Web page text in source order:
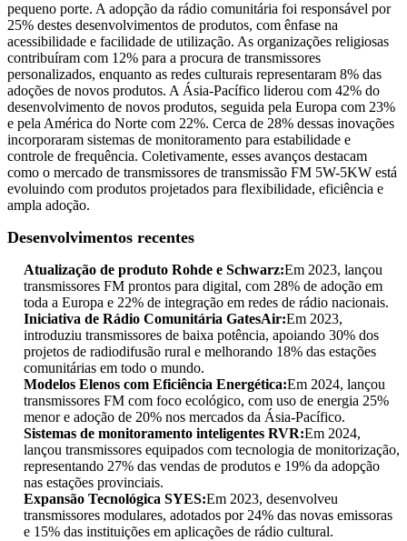
pequeno porte. A adopção da rádio comunitária foi responsável por
25% destes desenvolvimentos de produtos, com ênfase na
acessibilidade e facilidade de utilização. As organizações religiosas
contribuíram com 12% para a procura de transmissores
personalizados, enquanto as redes culturais representaram 8% das
adoções de novos produtos. A Ásia-Pacífico liderou com 42% do
desenvolvimento de novos produtos, seguida pela Europa com 23%
e pela América do Norte com 22%. Cerca de 28% dessas inovações
incorporaram sistemas de monitoramento para estabilidade e
controle de frequência. Coletivamente, esses avanços destacam
como o mercado de transmissores de transmissão FM 5W-5KW está
evoluindo com produtos projetados para flexibilidade, eficiência e
ampla adoção.
Desenvolvimentos recentes
Atualização de produto Rohde e Schwarz:Em 2023, lançou
transmissores FM prontos para digital, com 28% de adoção em
toda a Europa e 22% de integração em redes de rádio nacionais.
Iniciativa de Rádio Comunitária GatesAir:Em 2023,
introduziu transmissores de baixa potência, apoiando 30% dos
projetos de radiodifusão rural e melhorando 18% das estações
comunitárias em todo o mundo.
Modelos Elenos com Eficiência Energética:Em 2024, lançou
transmissores FM com foco ecológico, com uso de energia 25%
menor e adoção de 20% nos mercados da Ásia-Pacífico.
Sistemas de monitoramento inteligentes RVR:Em 2024,
lançou transmissores equipados com tecnologia de monitorização,
representando 27% das vendas de produtos e 19% da adopção
nas estações provinciais.
Expansão Tecnológica SYES:Em 2023, desenvolveu
transmissores modulares, adotados por 24% das novas emissoras
e 15% das instituições em aplicações de rádio cultural.